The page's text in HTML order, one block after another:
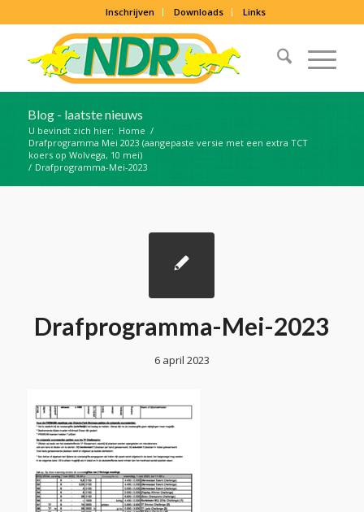
Inschrijven Downloads Links
Blog - laatste nieuws
U bevindt zich hier: Home /
Drafprogramma Mei 2023 (aangepaste versie met een extra TCT
koers op Wolvega, 10 mei)
/ Drafprogramma-Mei-2023
Drafprogramma-Mei-2023
6 april 2023